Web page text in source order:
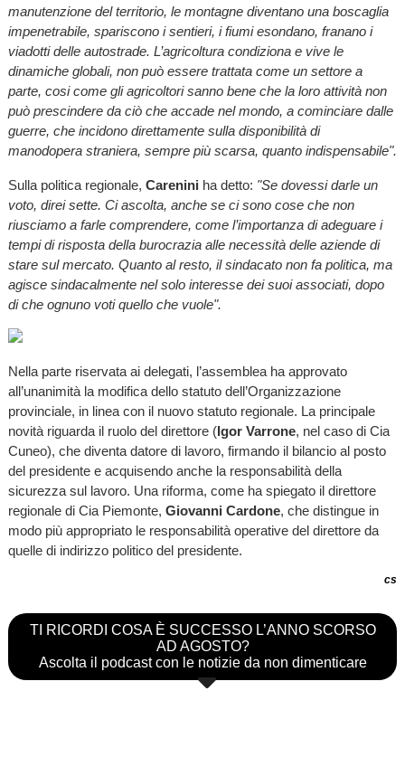
manutenzione del territorio, le montagne diventano una boscaglia
impenetrabile, spariscono i sentieri, i fiumi esondano, franano i
viadotti delle autostrade. L’agricoltura condiziona e vive le
dinamiche globali, non può essere trattata come un settore a
parte, cosi come gli agricoltori sanno bene che la loro attività non
può prescindere da ciò che accade nel mondo, a cominciare dalle
guerre, che incidono direttamente sulla disponibilità di
manodopera straniera, sempre più scarsa, quanto indispensabile".
Sulla politica regionale, Carenini ha detto: "Se dovessi darle un
voto, direi sette. Ci ascolta, anche se ci sono cose che non
riusciamo a farle comprendere, come l’importanza di adeguare i
tempi di risposta della burocrazia alle necessità delle aziende di
stare sul mercato. Quanto al resto, il sindacato non fa politica, ma
agisce sindacalmente nel solo interesse dei suoi associati, dopo
di che ognuno voti quello che vuole".
Nella parte riservata ai delegati, l’assemblea ha approvato
all’unanimità la modifica dello statuto dell’Organizzazione
provinciale, in linea con il nuovo statuto regionale. La principale
novità riguarda il ruolo del direttore (Igor Varrone, nel caso di Cia
Cuneo), che diventa datore di lavoro, firmando il bilancio al posto
del presidente e acquisendo anche la responsabilità della
sicurezza sul lavoro. Una riforma, come ha spiegato il direttore
regionale di Cia Piemonte, Giovanni Cardone, che distingue in
modo più appropriato le responsabilità operative del direttore da
quelle di indirizzo politico del presidente.
cs
TI RICORDI COSA È SUCCESSO L’ANNO SCORSO
AD AGOSTO?
Ascolta il podcast con le notizie da non dimenticare